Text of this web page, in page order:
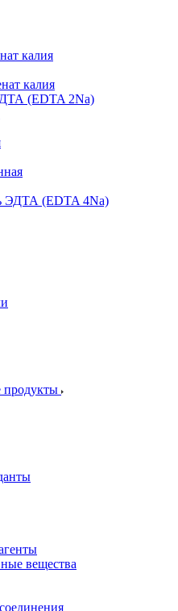
калия
калия
(EDTA 2Na)
ЭДТА (EDTA 4Na)
продукты
вещества